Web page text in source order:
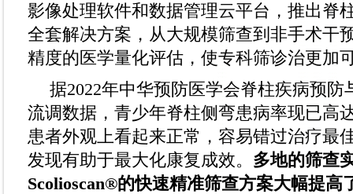
影像处理软件和数据管理云平台，推出脊
全套解决方案，从大规模筛查到非手术干
精度的医学量化评估，使专科筛诊治更加
据2022年中华预防医学会脊柱疾病预防
流调数据，青少年脊柱侧弯患病率现已高
患者外观上看起来正常，容易错过治疗最
发现有助于最大化康复成效。 多地的筛查
Scolioscan®的快速精准筛查方案大幅提高